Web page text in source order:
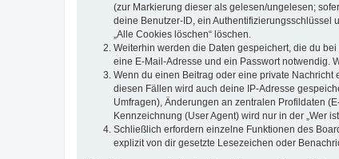
(zur Markierung dieser als gelesen/ungelesen;
deine Benutzer-ID, ein Authentifizierungsschlüssel
„Alle Cookies löschen“ löschen.
Weiterhin werden die Daten gespeichert, die du
eine E-Mail-Adresse und ein Passwort notwendig.
Wenn du einen Beitrag oder eine private
diesen Fällen wird auch deine IP-Adresse
Umfragen), Änderungen an zentralen Profildaten
Kennzeichnung (User Agent) wird nur in der „Wer
Schließlich erfordern einzelne Funktionen des
explizit von dir gesetzte Lesezeichen oder